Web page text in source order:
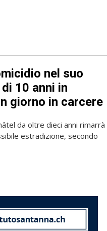
nel suo
10 anni in
giorno in carcere
da oltre dieci anni rimarrà
estradizione, secondo